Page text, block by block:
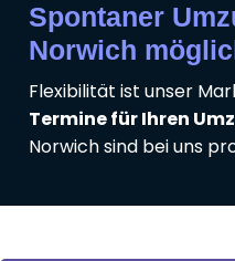
Spontaner
Norwich
Flexibilität ist unser
Termine für Ihren
Norwich sind bei uns